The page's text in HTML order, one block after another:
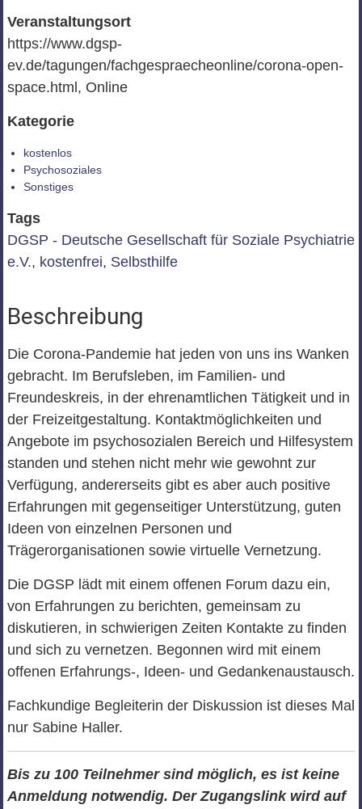
Veranstaltungsort
https://www.dgsp-
ev.de/tagungen/fachgespraecheonline/corona-open-
space.html, Online
Kategorie
kostenlos
Psychosoziales
Sonstiges
Tags
DGSP - Deutsche Gesellschaft für Soziale Psychiatrie
e.V., kostenfrei, Selbsthilfe
Beschreibung
Die Corona-Pandemie hat jeden von uns ins Wanken
gebracht. Im Berufsleben, im Familien- und
Freundeskreis, in der ehrenamtlichen Tätigkeit und in
der Freizeitgestaltung. Kontaktmöglichkeiten und
Angebote im psychosozialen Bereich und Hilfesystem
standen und stehen nicht mehr wie gewohnt zur
Verfügung, andererseits gibt es aber auch positive
Erfahrungen mit gegenseitiger Unterstützung, guten
Ideen von einzelnen Personen und
Trägerorganisationen sowie virtuelle Vernetzung.
Die DGSP lädt mit einem offenen Forum dazu ein,
von Erfahrungen zu berichten, gemeinsam zu
diskutieren, in schwierigen Zeiten Kontakte zu finden
und sich zu vernetzen. Begonnen wird mit einem
offenen Erfahrungs-, Ideen- und Gedankenaustausch.
Fachkundige Begleiterin der Diskussion ist dieses Mal
nur Sabine Haller.
Bis zu 100 Teilnehmer sind möglich, es ist keine
Anmeldung notwendig. Der Zugangslink wird auf